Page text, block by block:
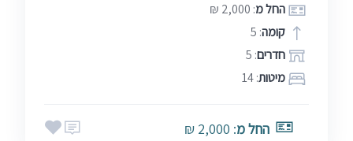
החל מ: 2,000 ₪
קומה: 5
חדרים: 5
מיטות: 14
החל מ: 2,000 ₪